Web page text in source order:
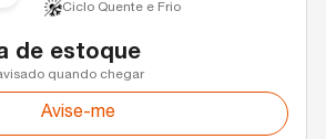
Ciclo Quente e Frio
de estoque
quando chegar
Avise-me